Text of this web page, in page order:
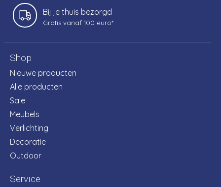
Bij je thuis bezorgd
Gratis vanaf 100 euro*
Shop
Nieuwe producten
Alle producten
Sale
Meubels
Verlichting
Decoratie
Outdoor
Service